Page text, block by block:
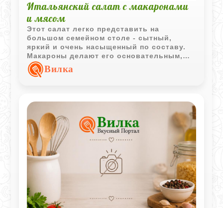
Итальянский салат с макаронами
и мясом
Этот салат легко представить на
большом семейном столе - сытный,
яркий и очень насыщенный по составу.
Макароны делают его основательным,
овощи добавляют свежесть, а
сливочный соус с сыром хорошо
Вилка